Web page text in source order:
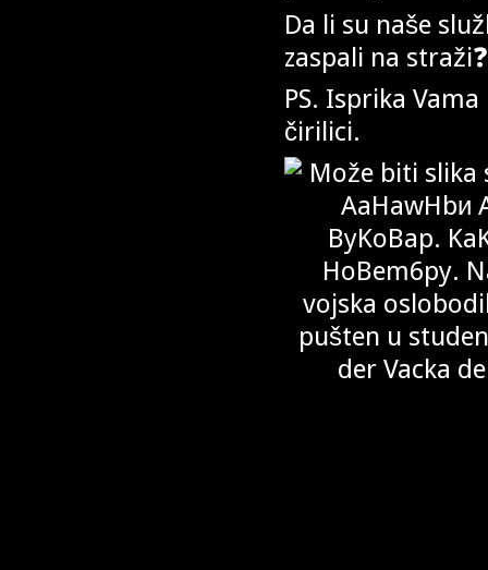
Da li su naše
zaspali na
PS. Isprika
čirilici.